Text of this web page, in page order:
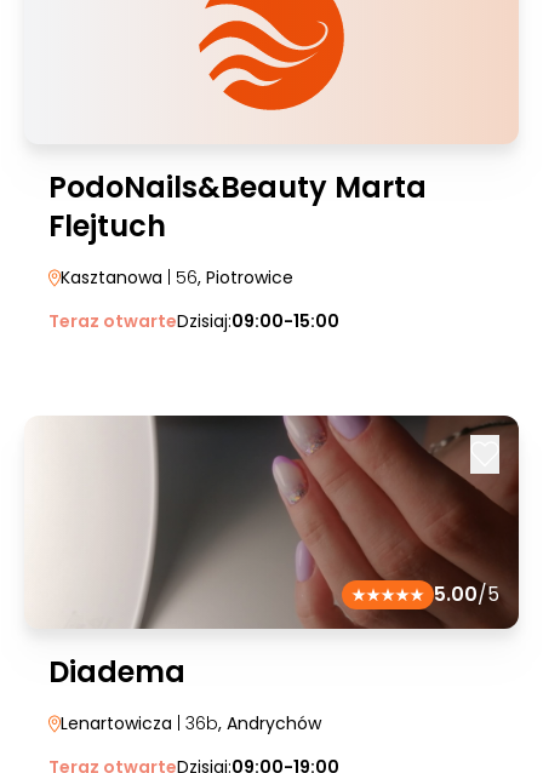
PodoNails&Beauty Marta
Flejtuch
Kasztanowa | 56, Piotrowice
Teraz otwarteDzisiaj:09:00-15:00
5.00/5
Diadema
Lenartowicza | 36b, Andrychów
Teraz otwarteDzisiaj:09:00-19:00